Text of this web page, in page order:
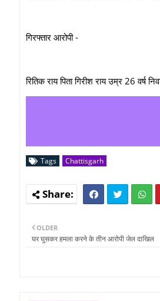
गिरफ्तार आरोपी -
रितिक राय पिता गिरीश राय उम्र 26 वर्ष
Tags Chattisgarh
OLDER
घर घुसकर हमला करने के तीन आरोपी जेल दाखिल